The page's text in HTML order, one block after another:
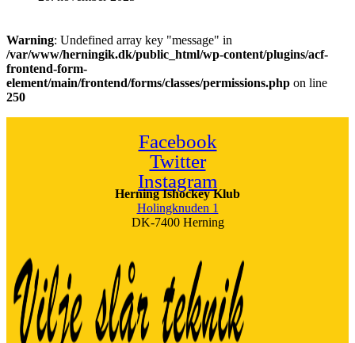
Warning: Undefined array key "message" in
/var/www/herningik.dk/public_html/wp-content/plugins/acf-
frontend-form-
element/main/frontend/forms/classes/permissions.php on line
250
Facebook
Twitter
Instagram
Herning Ishockey Klub
Holingknuden 1
DK-7400 Herning